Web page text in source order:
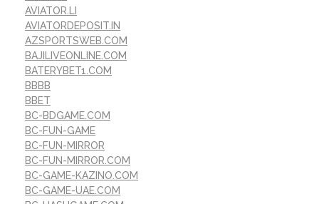
AVIATOR.LI
AVIATORDEPOSIT.IN
AZSPORTSWEB.COM
BAJILIVEONLINE.COM
BATERYBET1.COM
BBBB
BBET
BC-BDGAME.COM
BC-FUN-GAME
BC-FUN-MIRROR
BC-FUN-MIRROR.COM
BC-GAME-KAZINO.COM
BC-GAME-UAE.COM